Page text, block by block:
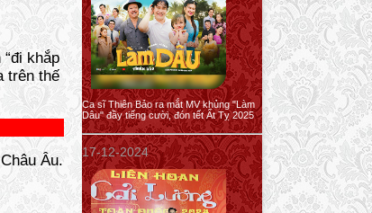
khắp
trên thế
Âu.
Ca sĩ Thiên Bảo ra mắt MV khủng "Làm
Dâu" đầy tiếng cười, đón tết Ất Tỵ 2025
17-12-2024